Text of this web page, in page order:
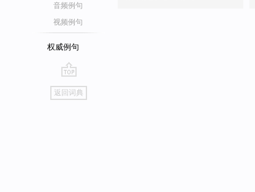
音频例句
视频例句
权威例句
go
top
返回词典